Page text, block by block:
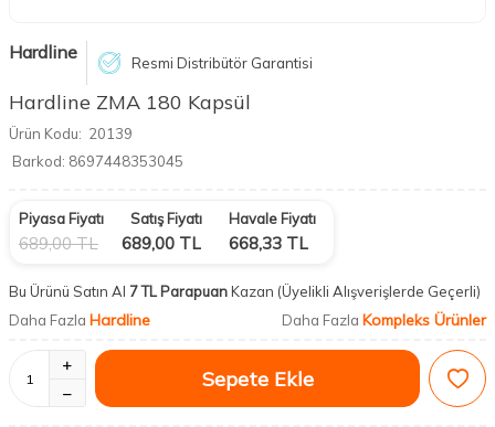
Hardline Resmi Distribütör Garantisi
Hardline ZMA 180 Kapsül
Ürün Kodu: 20139
Barkod: 8697448353045
Piyasa Fiyatı
689,00TL
Satış Fiyatı
689,00 TL
Havale Fiyatı
668,33 TL
Bu Ürünü Satın Al 7 TL ParapuanKazan (Üyelikli Alışverişlerde Geçerli)
Daha Fazla Hardline Daha Fazla Kompleks Ürünler
Sepete Ekle